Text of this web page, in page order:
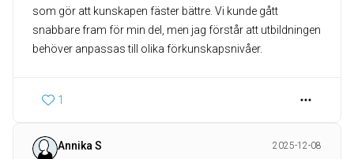
som gör att kunskapen fäster bättre. Vi kunde gått
snabbare fram för min del, men jag förstår att utbildningen
behöver anpassas till olika förkunskapsnivåer.
1
Annika S
2025-12-08